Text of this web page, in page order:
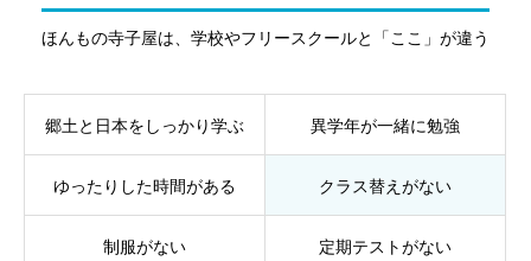
ほんもの寺子屋は、学校やフリースクールと「ここ」が違う
郷土と日本をしっかり学ぶ 異学年が一緒に勉強
ゆったりした時間がある クラス替えがない
制服がない 定期テストがない